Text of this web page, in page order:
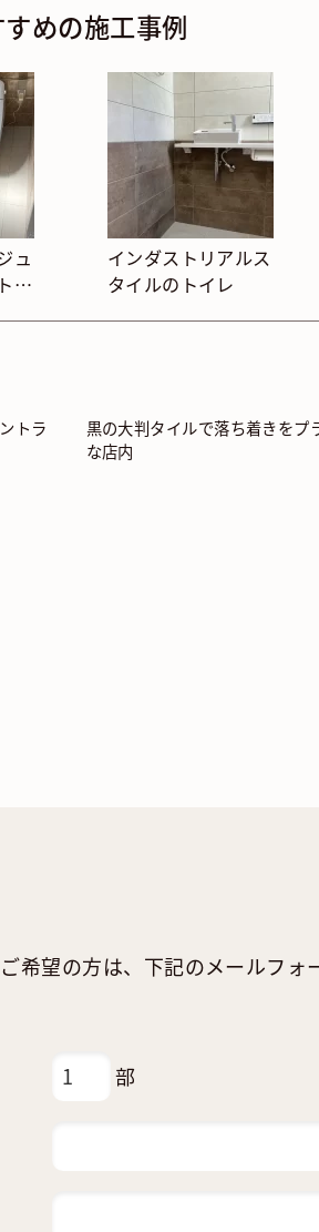
めの施工事例
ュ
イ
インダストリアルス
タイルのトイレ
トラ
黒の大判タイルで落ち着きをプ
な店内
希望の方は、下記のメールフォ
部